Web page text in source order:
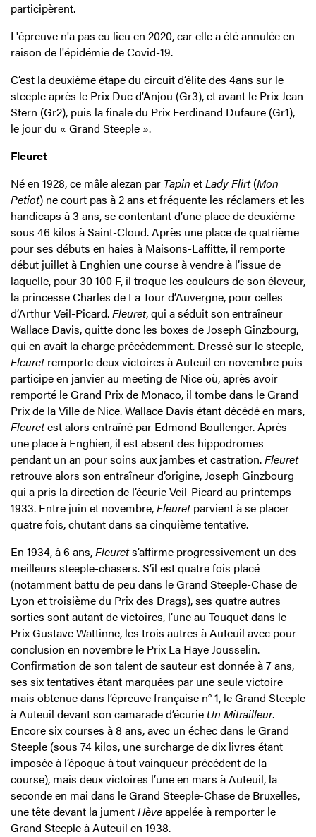
participèrent.
L'épreuve n'a pas eu lieu en 2020, car elle a été annulée en
raison de l'épidémie de Covid-19.
C’est la deuxième étape du circuit d’élite des 4ans sur le
steeple après le Prix Duc d’Anjou (Gr3), et avant le Prix Jean
Stern (Gr2), puis la finale du Prix Ferdinand Dufaure (Gr1),
le jour du « Grand Steeple ».
Fleuret
Né en 1928, ce mâle alezan par Tapin etLady Flirt(Mon
Petiot) ne court pas à 2 ans et fréquente les réclamers et les
handicaps à 3 ans, se contentant d’une place de deuxième
sous 46 kilos à Saint-Cloud. Après une place de quatrième
pour ses débuts en haies à Maisons-Laffitte, il remporte
début juillet à Enghien une course à vendre à l’issue de
laquelle, pour 30 100 F, il troque les couleurs de son éleveur,
la princesse Charles de La Tour d’Auvergne, pour celles
d’Arthur Veil-Picard.Fleuret, qui a séduit son entraîneur
Wallace Davis, quitte donc les boxes de Joseph Ginzbourg,
qui en avait la charge précédemment. Dressé sur le steeple,
Fleuretremporte deux victoires à Auteuil en novembre puis
participe en janvier au meeting de Nice où, après avoir
remporté le Grand Prix de Monaco, il tombe dans le Grand
Prix de la Ville de Nice. Wallace Davis étant décédé en mars,
Fleuretest alors entraîné par Edmond Boullenger. Après
une place à Enghien, il est absent des hippodromes
pendant un an pour soins aux jambes et castration.Fleuret
retrouve alors son entraîneur d’origine, Joseph Ginzbourg
qui a pris la direction de l’écurie Veil-Picard au printemps
1933. Entre juin et novembre,Fleuretparvient à se placer
quatre fois, chutant dans sa cinquième tentative.
En 1934, à 6 ans,Fleurets’affirme progressivement un des
meilleurs steeple-chasers. S’il est quatre fois placé
(notamment battu de peu dans le Grand Steeple-Chase de
Lyon et troisième du Prix des Drags), ses quatre autres
sorties sont autant de victoires, l’une au Touquet dans le
Prix Gustave Wattinne, les trois autres à Auteuil avec pour
conclusion en novembre le Prix La Haye Jousselin.
Confirmation de son talent de sauteur est donnée à 7 ans,
ses six tentatives étant marquées par une seule victoire
mais obtenue dans l’épreuve française n° 1, le Grand Steeple
à Auteuil devant son camarade d’écurie Un Mitrailleur.
Encore six courses à 8 ans, avec un échec dans le Grand
Steeple (sous 74 kilos, une surcharge de dix livres étant
imposée à l’époque à tout vainqueur précédent de la
course), mais deux victoires l’une en mars à Auteuil, la
seconde en mai dans le Grand Steeple-Chase de Bruxelles,
une tête devant la jumentHèveappelée à remporter le
Grand Steeple à Auteuil en 1938.